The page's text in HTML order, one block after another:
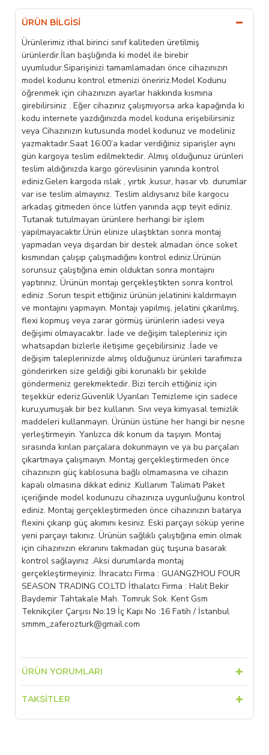
ÜRÜN BILGISI
Ürünlerimiz ithal birinci sınıf kaliteden üretilmiş
ürünlerdir.İlan başlığında ki model ile birebir
uyumludur.Siparişinizi tamamlamadan önce cihazınızın
model kodunu kontrol etmenizi öneririz.Model Kodunu
öğrenmek için cihazınızın ayarlar hakkında kısmına
girebilirsiniz . Eğer cihazınız çalışmıyorsa arka kapağında ki
kodu internete yazdığınızda model koduna erişebilirsiniz
veya Cihazınızın kutusunda model kodunuz ve modeliniz
yazmaktadır.Saat 16:00’a kadar verdiğiniz siparişler aynı
gün kargoya teslim edilmektedir. Almış olduğunuz ürünleri
teslim aldığınızda kargo görevlisinin yanında kontrol
ediniz.Gelen kargoda ıslak , yırtık ,kusur, hasar vb. durumlar
var ise teslim almayınız. Teslim aldıysanız bile kargocu
arkadaş gitmeden önce lütfen yanında açıp teyit ediniz.
Tutanak tutulmayan ürünlere herhangi bir işlem
yapılmayacaktır.Ürün elinize ulaştıktan sonra montaj
yapmadan veya dışardan bir destek almadan önce soket
kısmından çalışıp çalışmadığını kontrol ediniz.Ürünün
sorunsuz çalıştığına emin olduktan sonra montajını
yaptırınız. Ürünün montajı gerçekleştikten sonra kontrol
ediniz .Sorun tespit ettiğiniz ürünün jelatinini kaldırmayın
ve montajını yapmayın. Montajı yapılmış, jelatini çıkarılmış,
flexi kopmuş veya zarar görmüş ürünlerin iadesi veya
değişimi olmayacaktır. İade ve değişim talepleriniz için
whatsapdan bizlerle iletişime geçebilirsiniz .İade ve
değişim taleplerinizde almış olduğunuz ürünleri tarafımıza
gönderirken size geldiği gibi korunaklı bir şekilde
göndermeniz gerekmektedir. Bizi tercih ettiğiniz için
teşekkür ederiz.Güvenlik Uyarıları Temizleme için sadece
kuru,yumuşak bir bez kullanın. Sıvı veya kimyasal temizlik
maddeleri kullanmayın. Ürünün üstüne her hangi bir nesne
yerleştirmeyin. Yanlızca dik konum da taşıyın. Montaj
sırasında kırılan parçalara dokunmayın ve ya bu parçaları
çıkartmaya çalışmaıyn. Montaj gerçekleştirmeden önce
cihazınızın güç kablosuna bağlı olmamasına ve cihazın
kapalı olmasına dikkat ediniz .Kullanım Talimatı Paket
içeriğinde model kodunuzu cihazınıza uygunluğunu kontrol
ediniz. Montaj gerçekleştirmeden önce cihazınızın batarya
flexini çıkarıp güç akımını kesiniz. Eski parçayı söküp yerine
yeni parçayı takınız. Ürünün sağlıklı çalıştığına emin olmak
için cihazınızın ekranını takmadan güç tuşuna basarak
kontrol sağlayınız .Aksi durumlarda montaj
gerçekleştirmeyiniz. İhracatcı Firma : GUANGZHOU FOUR
SEASON TRADING CO,LTD İthalatcı Firma : Halit Bekir
Baydemir Tahtakale Mah. Tomruk Sok. Kent Gsm
Teknikçiler Çarşısı No:19 İç Kapı No :16 Fatih / İstanbul
smmm_zaferozturk@gmail.com
ÜRÜN YORUMLARI
TAKSITLER